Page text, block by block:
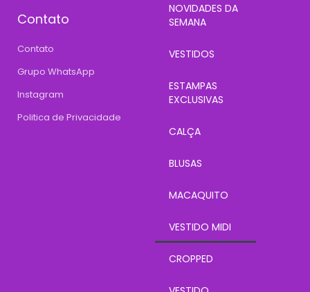
Contato
Contato
Grupo WhatsApp
Instagram
Politica de Privacidade
NOVIDADES DA
SEMANA
VESTIDOS
ESTAMPAS
EXCLUSIVAS
CALÇA
BLUSAS
MACAQUITO
VESTIDO MIDI
CROPPED